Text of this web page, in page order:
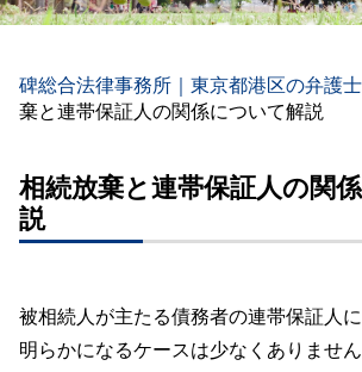
碑総合法律事務所｜東京都港区の弁護士
棄と連帯保証人の関係について解説
相続放棄と連帯保証人の関
説
被相続人が主たる債務者の連帯保証人
明らかになるケースは少なくありません